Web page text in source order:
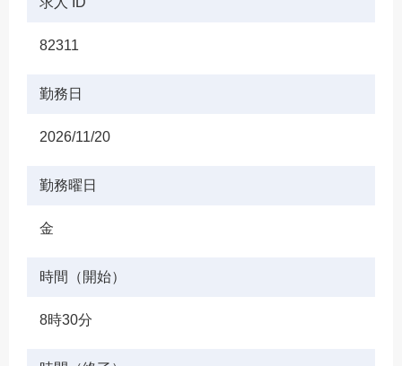
82311
勤務日
2026/11/20
勤務曜日
金
時間（開始）
8時30分